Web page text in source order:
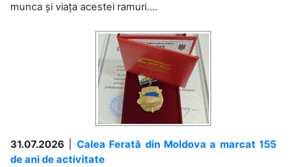
munca și viața acestei ramuri....
31.07.2026
Calea Ferată din Moldova a marcat 155
de ani de activitate